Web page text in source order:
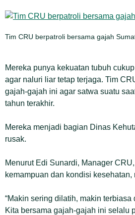
Tim CRU berpatroli bersama gajah
Mereka punya kekuatan tubuh
agar naluri liar tetap terjaga. Tim
gajah-gajah ini agar satwa suatu
tahun terakhir.
Mereka menjadi bagian Dinas
rusak.
Menurut Edi Sunardi, Manager
kemampuan dan kondisi
“Makin sering dilatih, makin
Kita bersama gajah-gajah ini selalu